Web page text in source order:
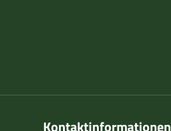
Kontaktinformationen